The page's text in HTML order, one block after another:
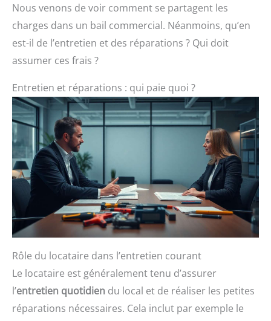
Nous venons de voir comment se partagent les
charges dans un bail commercial. Néanmoins, qu’en
est-il de l’entretien et des réparations ? Qui doit
assumer ces frais ?
Entretien et réparations : qui paie quoi ?
Rôle du locataire dans l’entretien courant
Le locataire est généralement tenu d’assurer
l’entretien quotidien du local et de réaliser les petites
réparations nécessaires. Cela inclut par exemple le